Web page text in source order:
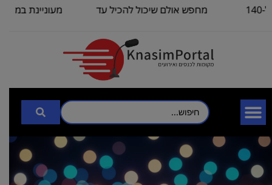
כיתה ל-140
מחפש אולם שיכול להכיל עד
מעוניינת במידע